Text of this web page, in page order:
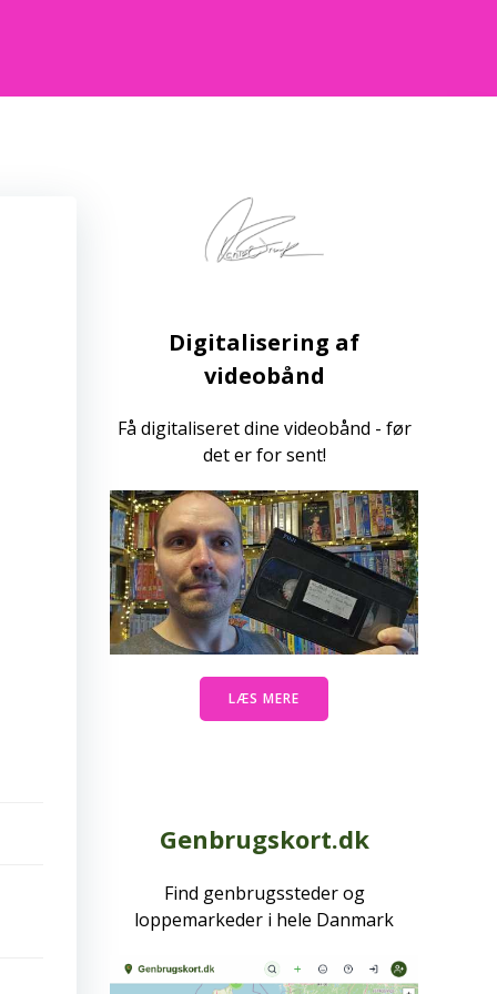
Digitalisering af
videobånd
Få digitaliseret dine videobånd - før
det er for sent!
LÆS MERE
Genbrugskort.dk
Find genbrugssteder og
loppemarkeder i hele Danmark